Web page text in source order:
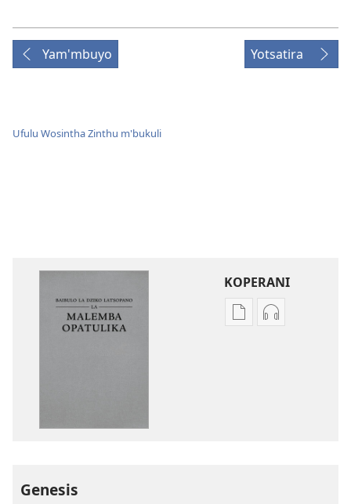
Yam'mbuyo Yotsatira
Ufulu Wosintha Zinthu m'bukuli
KOPERANI
PanganiKoperani
Genesis